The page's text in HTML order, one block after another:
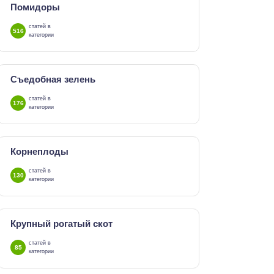
Помидоры
516
статей в
категории
Съедобная зелень
176
статей в
категории
Корнеплоды
130
статей в
категории
Крупный рогатый скот
85
статей в
категории